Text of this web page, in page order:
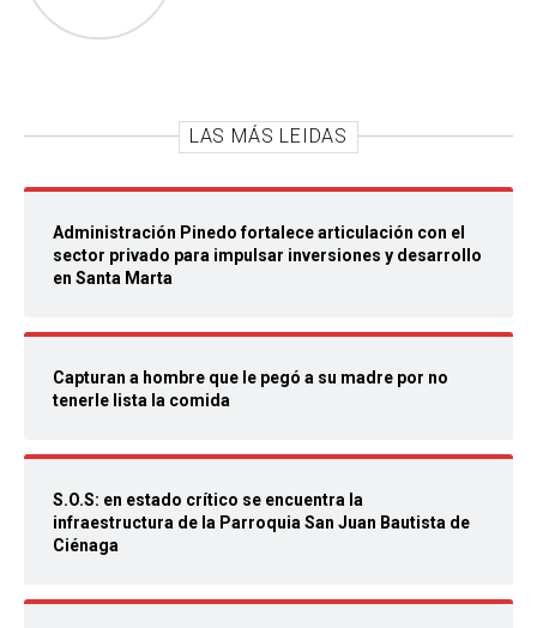
LAS MÁS LEIDAS
Administración Pinedo fortalece articulación con el
sector privado para impulsar inversiones y desarrollo
en Santa Marta
Capturan a hombre que le pegó a su madre por no
tenerle lista la comida
S.O.S: en estado crítico se encuentra la
infraestructura de la Parroquia San Juan Bautista de
Ciénaga